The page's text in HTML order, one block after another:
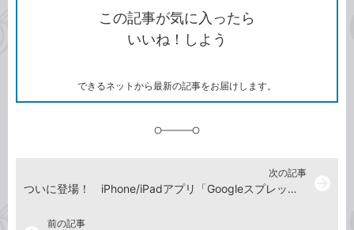
シ
ェ
ア
ェ
ア
ブ
ッ
ク
ク
を
コ
この記事が気に入ったら
いいね！しよう
できるネットから最新の記事をお届けします。
前の記事
次の記事
ついに登場！ iPhone/iPadアプリ「Googleスプレッドシート/Googleドキュメント」を使ってみよう